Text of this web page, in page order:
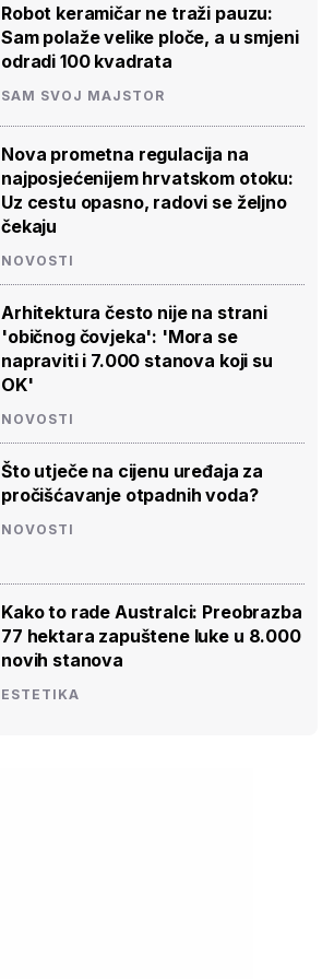
Robot keramičar ne traži pauzu:
Sam polaže velike ploče, a u smjeni
odradi 100 kvadrata
SAM SVOJ MAJSTOR
Nova prometna regulacija na
najposjećenijem hrvatskom otoku:
Uz cestu opasno, radovi se željno
čekaju
NOVOSTI
Arhitektura često nije na strani
'običnog čovjeka': 'Mora se
napraviti i 7.000 stanova koji su
OK'
NOVOSTI
Što utječe na cijenu uređaja za
pročišćavanje otpadnih voda?
NOVOSTI
Kako to rade Australci: Preobrazba
77 hektara zapuštene luke u 8.000
novih stanova
ESTETIKA